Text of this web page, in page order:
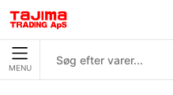
MENU